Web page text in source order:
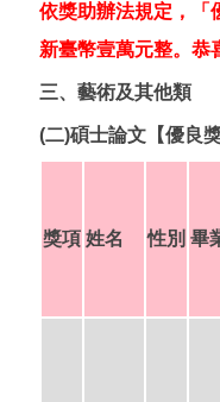
系友動態
依獎助辦法規定，「
新臺幣壹萬元整。恭
三、藝術及其他類
(二)碩士論文【優良
獎項 姓名 性別 畢